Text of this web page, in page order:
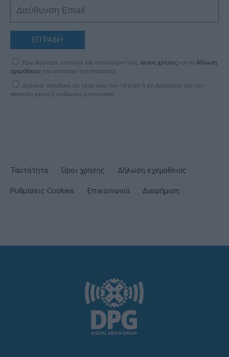
ΕΓΓΡΑΦΗ
Έχω διαβάσει, κατανοώ και αποδέχομαι τους όρους χρήσης και τη δήλωση
εχεμύθειας του ιστοτόπου της εταιρείας
Δηλώνω υπεύθυνα ότι είμαι άνω των 18 ετών ή ότι βρίσκομαι υπό την
εποπτεία γονέα ή κηδεμόνα ή επιτρόπου
Ταυτότητα Όροι χρήσης Δήλωση εχεμύθειας
Ρυθμίσεις Cookies Επικοινωνία Διαφήμιση